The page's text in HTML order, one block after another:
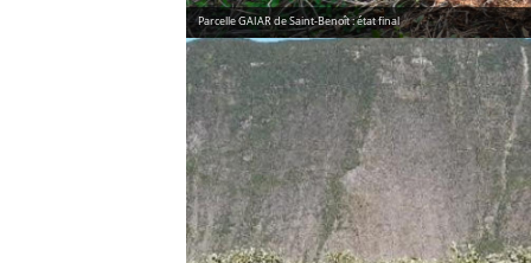
Parcelle GAIAR de Saint-Benoît : état final